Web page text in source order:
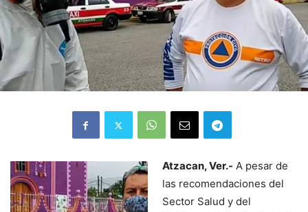
Atzacan, Ver.- A pesar de
las recomendaciones del
Sector Salud y del